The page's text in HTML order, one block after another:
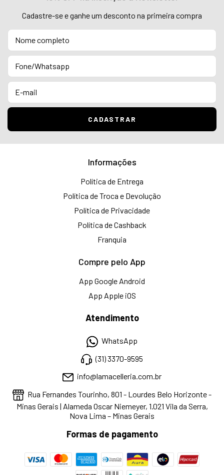
Cadastre-se e ganhe um desconto na primeira compra
Informações
Política de Entrega
Política de Troca e Devolução
Política de Privacidade
Política de Cashback
Franquia
Compre pelo App
App Google Android
App Apple iOS
Atendimento
WhatsApp
(31) 3370-9595
info@lamacelleria.com.br
Rua Fernandes Tourinho, 801 - Lourdes Belo Horizonte -
Minas Gerais | Alameda Oscar Niemeyer, 1.021 Vila da Serra,
Nova Lima – Minas Gerais
Formas de pagamento